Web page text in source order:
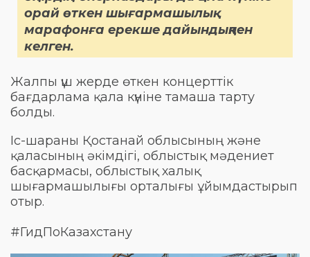
орай өткен шығармашылық
марафонға ерекше дайындықпен
келген.
Жалпы үш жерде өткен концерттік
бағдарлама қала күніне тамаша тарту
болды.
Іс-шараны Қостанай облысының және
қаласының әкімдігі, облыстық мәдениет
басқармасы, облыстық халық
шығармашылығы орталығы ұйымдастырып
отыр.
#ГидПоКазахстану